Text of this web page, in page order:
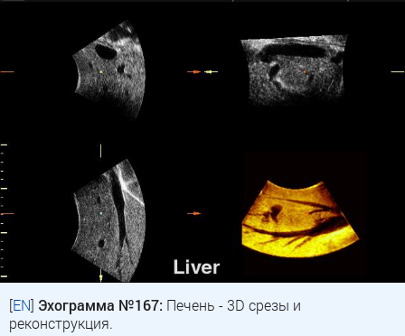
[EN] Эхограмма №167: Печень - 3D срезы и
реконструкция.